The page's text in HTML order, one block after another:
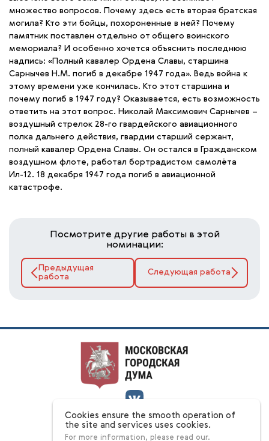
множество вопросов. Почему здесь есть вторая братская
могила? Кто эти бойцы, похороненные в ней? Почему
памятник поставлен отдельно от общего воинского
мемориала? И особенно хочется объяснить последнюю
надпись: «Полный кавалер Ордена Славы, старшина
Сарнычев Н.М. погиб в декабре 1947 года». Ведь война к
этому времени уже кончилась. Кто этот старшина и
почему погиб в 1947 году? Оказывается, есть возможность
ответить на этот вопрос. Николай Максимович Сарнычев –
воздушный стрелок 28-го гвардейского авиационного
полка дальнего действия, гвардии старший сержант,
полный кавалер Ордена Славы. Он остался в Гражданском
воздушном флоте, работал бортрадистом самолёта
Ил-12. 18 декабря 1947 года погиб в авиационной
катастрофе.
Посмотрите другие работы в этой
номинации:
Предыдущая
работа
Следующая работа
О конкурсе
Номинации
Ответы на вопросы
Cookies ensure the smooth operation of
the site and services uses cookies.
For more information, please read our.